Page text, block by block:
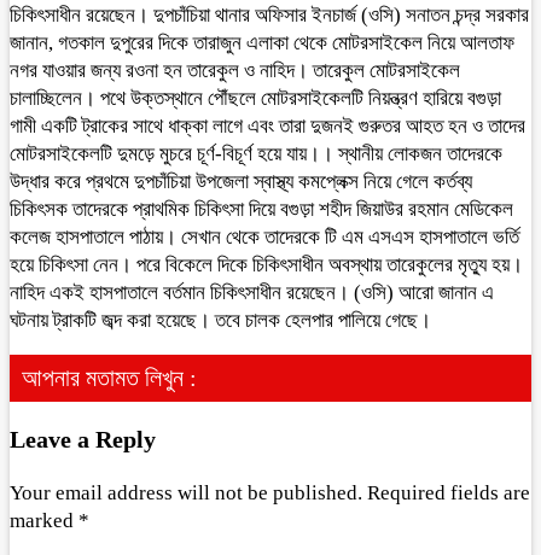
চিকিৎসাধীন রয়েছেন। দুপচাঁচিয়া থানার অফিসার ইনচার্জ (ওসি) সনাতন চন্দ্র সরকার
জানান, গতকাল দুপুরের দিকে তারাজুন এলাকা থেকে মোটরসাইকেল নিয়ে আলতাফ
নগর যাওয়ার জন্য রওনা হন তারেকুল ও নাহিদ। তারেকুল মোটরসাইকেল
চালাচ্ছিলেন। পথে উক্তস্থানে পৌঁছলে মোটরসাইকেলটি নিয়ন্ত্রণ হারিয়ে বগুড়া
গামী একটি ট্রাকের সাথে ধাক্কা লাগে এবং তারা দুজনই গুরুতর আহত হন ও তাদের
মোটরসাইকেলটি দুমড়ে মুচরে চূর্ণ-বিচূর্ণ হয়ে যায়।। স্থানীয় লোকজন তাদেরকে
উদ্ধার করে প্রথমে দুপচাঁচিয়া উপজেলা স্বাস্থ্য কমপ্লেক্স নিয়ে গেলে কর্তব্য
চিকিৎসক তাদেরকে প্রাথমিক চিকিৎসা দিয়ে বগুড়া শহীদ জিয়াউর রহমান মেডিকেল
কলেজ হাসপাতালে পাঠায়। সেখান থেকে তাদেরকে টি এম এসএস হাসপাতালে ভর্তি
হয়ে চিকিৎসা নেন। পরে বিকেলে দিকে চিকিৎসাধীন অবস্থায় তারেকুলের মৃত্যু হয়।
নাহিদ একই হাসপাতালে বর্তমান চিকিৎসাধীন রয়েছেন। (ওসি) আরো জানান এ
ঘটনায় ট্রাকটি জব্দ করা হয়েছে। তবে চালক হেলপার পালিয়ে গেছে।
আপনার মতামত লিখুন :
Leave a Reply
Your email address will not be published. Required fields are
marked *